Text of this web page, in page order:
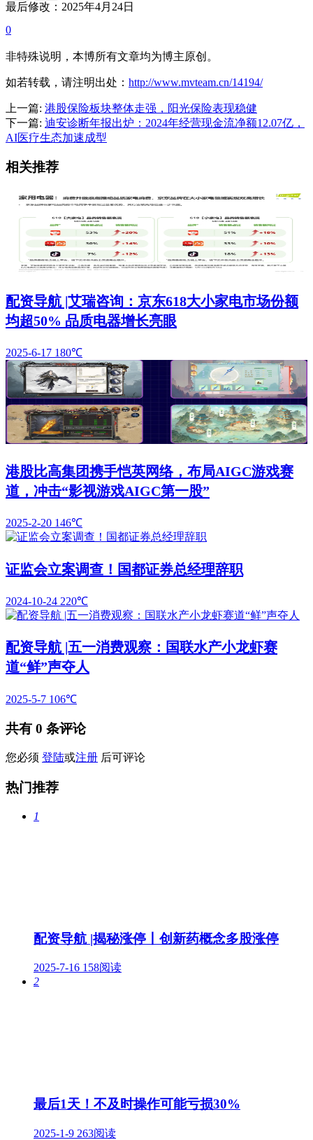
最后修改：2025年4月24日
0
非特殊说明，本博所有文章均为博主原创。
如若转载，请注明出处： http://www.mvteam.cn/14194/
上一篇: 港股保险板块整体走强，阳光保险表现稳健
下一篇: 迪安诊断年报出炉：2024年经营现金流净额12.07亿，
AI医疗生态加速成型
相关推荐
配资导航 |艾瑞咨询：京东618大小家电市场份额
均超50% 品质电器增长亮眼
2025-6-17 180℃
港股比高集团携手恺英网络，布局AIGC游戏赛
道，冲击“影视游戏AIGC第一股”
2025-2-20 146℃
证监会立案调查！国都证券总经理辞职
2024-10-24 220℃
配资导航 |五一消费观察：国联水产小龙虾赛
道“鲜”声夺人
2025-5-7 106℃
共有 0 条评论
您必须 登陆或注册 后可评论
热门推荐
1
配资导航 |揭秘涨停丨创新药概念多股涨停
2025-7-16 158阅读
2
最后1天！不及时操作可能亏损30%
2025-1-9 263阅读